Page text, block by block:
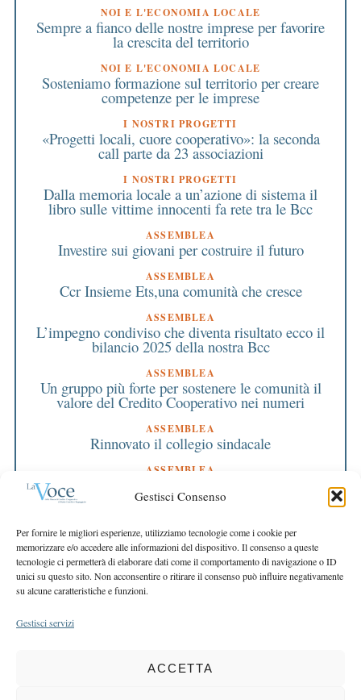
Gestisci Consenso
Per fornire le migliori esperienze, utilizziamo tecnologie come i cookie per
memorizzare e/o accedere alle informazioni del dispositivo. Il consenso a queste
tecnologie ci permetterà di elaborare dati come il comportamento di navigazione o ID
unici su questo sito. Non acconsentire o ritirare il consenso può influire negativamente
su alcune caratteristiche e funzioni.
Gestisci servizi
ACCETTA
NOI E L'ECONOMIA LOCALE
Sempre a fianco delle nostre imprese per favorire
la crescita del territorio
NOI E L'ECONOMIA LOCALE
Sosteniamo formazione sul territorio per creare
competenze per le imprese
I NOSTRI PROGETTI
«Progetti locali, cuore cooperativo»: la seconda
call parte da 23 associazioni
I NOSTRI PROGETTI
Dalla memoria locale a un’azione di sistema il
libro sulle vittime innocenti fa rete tra le Bcc
ASSEMBLEA
Investire sui giovani per costruire il futuro
ASSEMBLEA
Ccr Insieme Ets,una comunità che cresce
ASSEMBLEA
L’impegno condiviso che diventa risultato ecco il
bilancio 2025 della nostra Bcc
ASSEMBLEA
Un gruppo più forte per sostenere le comunità il
valore del Credito Cooperativo nei numeri
ASSEMBLEA
Rinnovato il collegio sindacale
ASSEMBLEA
Bilancio approvato all’unanimità e 2 milioni
destinati al territorio
EDITORIALE DIRETTORE
Crescere restando riconoscibili
EDITORIALE PRESIDENTE
Costruire futuro insieme
COPYRIGHT 2025 LA VOCE |PRIVACY